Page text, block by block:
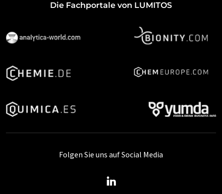
Die Fachportale von LUMITOS
Folgen Sie uns auf Social Media